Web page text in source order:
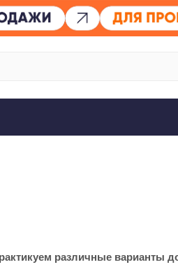
различные варианты